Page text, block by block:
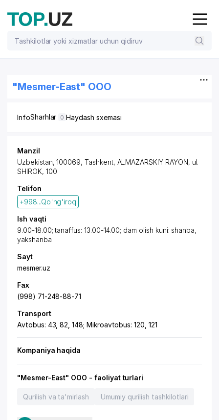
"Mesmer-East" OOO
InfoSharhlar 0 Haydash sxemasi
Manzil
Uzbekistan, 100069, Tashkent, ALMAZARSKIY RAYON, ul.
SHIROK, 100
Telifon
+998...Qo'ng'iroq
Ish vaqti
9.00-18.00; tanaffus: 13.00-14.00; dam olish kuni: shanba,
yakshanba
Sayt
mesmer.uz
Fax
(998) 71-248-88-71
Transport
Avtobus: 43, 82, 148; Mikroavtobus: 120, 121
Kompaniya haqida
"Mesmer-East" OOO - faoliyat turlari
Qurilish va ta'mirlash Umumiy qurilish tashkilotlari